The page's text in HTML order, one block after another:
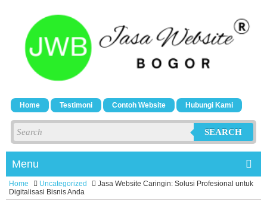
Home Testimoni Contoh Website Hubungi Kami
SEARCH
Menu
Home Uncategorized
Jasa Website Caringin: Solusi Profesional untuk
Digitalisasi Bisnis Anda